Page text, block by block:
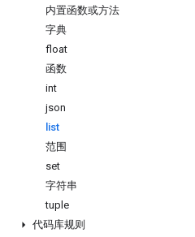
内置函数或方法
字典
float
函数
int
json
list
范围
set
字符串
tuple
代码库规则